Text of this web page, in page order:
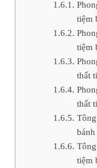
tiệm
tiệm
thất
thất
bánh
tiệm